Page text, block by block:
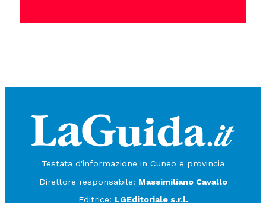
Testata d'informazione in Cuneo e provincia
Direttore responsabile: Massimiliano Cavallo
Editrice: LGEditoriale s.r.l.